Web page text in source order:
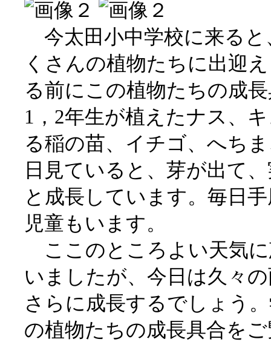
今太田小中学校に来る
くさんの植物たちに出迎
る前にこの植物たちの成
1，2年生が植えたナス、
る稲の苗、イチゴ、へち
日見ていると、芽が出て
と成長しています。毎日
児童もいます。
ここのところよい天気
いましたが、今日は久々
さらに成長するでしょう
の植物たちの成長具合を